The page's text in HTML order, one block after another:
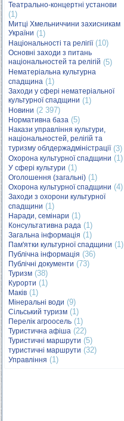
Театрально-концертні установи
(1)
Митці Хмельниччини захисникам
України (1)
Національності та релігії(10)
Основні заходи з питань
національностей та релігій (5)
Нематеріальна культурна
спадщина (1)
Заходи у сфері нематеріальної
культурної спадщини (1)
Новини (2 397)
Нормативна база (5)
Накази управління культури,
національностей, релігій та
туризму облдержадміністрації(3)
Охорона культурної спадщини (1)
У сфері культури (1)
Оголошення (загальні) (1)
Охорона культурної спадщини (4)
Заходи з охорони культурної
спадщини (1)
Наради, семінари (1)
Консультативна рада (1)
Загальна інформація (1)
Пам'ятки культурної спадщини (1)
Публічна інформація (36)
Публічні документи (73)
Туризм (38)
Курорти (1)
Маків (1)
Мінеральні води (9)
Сільський туризм (1)
Перелік агроосель (1)
Туристична афіша (22)
Туристичні маршрути (5)
туристичні маршрути (32)
Управління (1)